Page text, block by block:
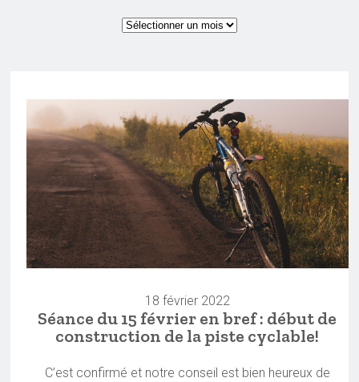
18 février 2022
Séance du 15 février en bref : début de
construction de la piste cyclable!
C’est confirmé et notre conseil est bien heureux de